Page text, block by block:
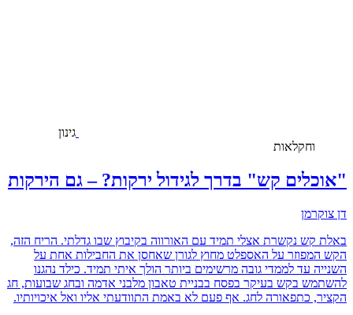
גינון
וחקלאות
"אוכלים קש" בדרך לגידול ירקות? – גם הירקות
דן צוקרמן
באלת קש נקשרת אצלי תמיד עם האורווה בקיבוץ שבו גדלתי. הריח הזה,
הקש המפוזר על האספלט מחוץ לגורן שאחסן את החבילות אחת על
השנייה עד לממדי גובה מרשימים ביותר הולך איתי תמיד. כילד נהגנו
להשתמש בקש בעיקר בפסח בבניית טאבון מלבני אדמה ובחג שבועות, חג
הקציר, כתפאורה לחג. אף פעם לא באמת התוודעתי אליו ואל איכויותיו.